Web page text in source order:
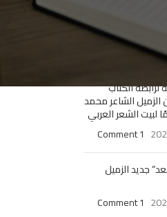
الرزاق حسيـن
1 Comment
لرابطة الكتّاب
الزميل الشاعر محمد
لبيت الشعر العربي
1 Comment
جديد الزميل
1 Comment